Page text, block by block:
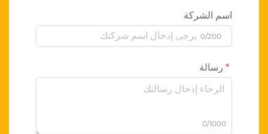
اسم الشركة
0/200
رسالة
0/1000